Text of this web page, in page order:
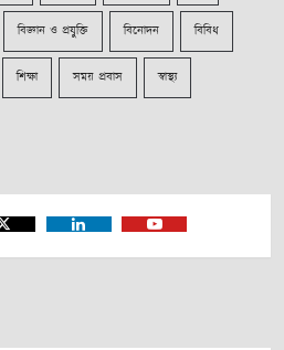
বিজ্ঞান ও প্রযুক্তি বিনোদন বিবিধ
শিক্ষা সময় প্রবাস স্বাস্থ্য
Twitter Linkedin Youtube